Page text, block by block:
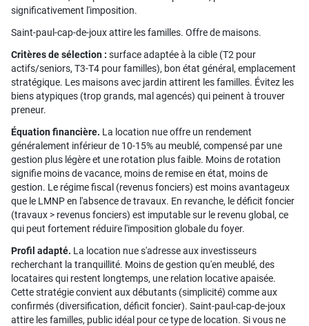
significativement l'imposition.
Saint-paul-cap-de-joux attire les familles. Offre de maisons.
Critères de sélection : surface adaptée à la cible (T2 pour
actifs/seniors, T3-T4 pour familles), bon état général, emplacement
stratégique. Les maisons avec jardin attirent les familles. Évitez les
biens atypiques (trop grands, mal agencés) qui peinent à trouver
preneur.
Équation financière. La location nue offre un rendement
généralement inférieur de 10-15% au meublé, compensé par une
gestion plus légère et une rotation plus faible. Moins de rotation
signifie moins de vacance, moins de remise en état, moins de
gestion. Le régime fiscal (revenus fonciers) est moins avantageux
que le LMNP en l'absence de travaux. En revanche, le déficit foncier
(travaux > revenus fonciers) est imputable sur le revenu global, ce
qui peut fortement réduire l'imposition globale du foyer.
Profil adapté. La location nue s'adresse aux investisseurs
recherchant la tranquillité. Moins de gestion qu'en meublé, des
locataires qui restent longtemps, une relation locative apaisée.
Cette stratégie convient aux débutants (simplicité) comme aux
confirmés (diversification, déficit foncier). Saint-paul-cap-de-joux
attire les familles, public idéal pour ce type de location. Si vous ne